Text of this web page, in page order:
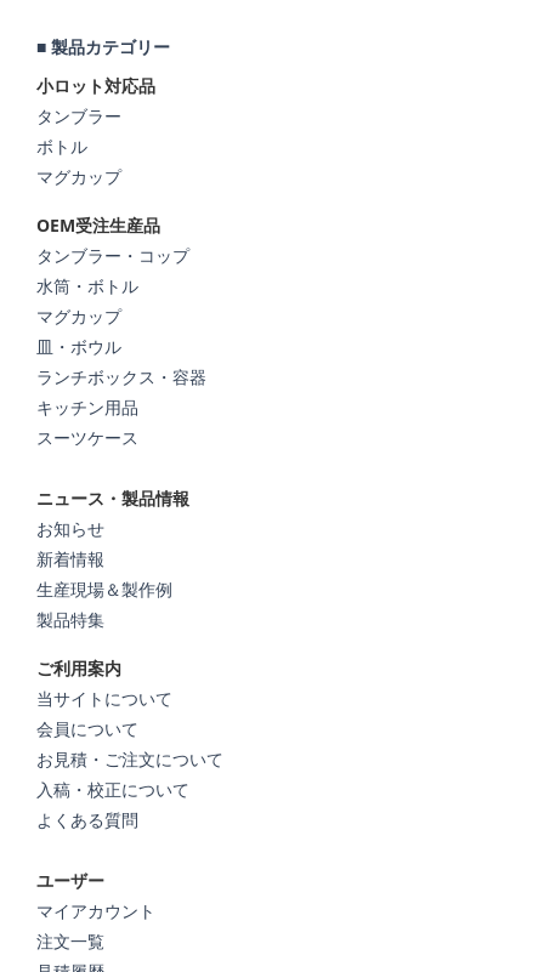
■ 製品カテゴリー
小ロット対応品
タンブラー
ボトル
マグカップ
OEM受注生産品
タンブラー・コップ
水筒・ボトル
マグカップ
皿・ボウル
ランチボックス・容器
キッチン用品
スーツケース
ニュース・製品情報
お知らせ
新着情報
生産現場＆製作例
製品特集
ご利用案内
当サイトについて
会員について
お見積・ご注文について
入稿・校正について
よくある質問
ユーザー
マイアカウント
注文一覧